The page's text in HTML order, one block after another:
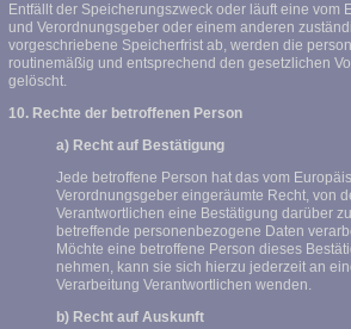
Entfällt der Speicherungszweck oder läuft eine vom
und Verordnungsgeber oder einem anderen
vorgeschriebene Speicherfrist ab, werden die
routinemäßig und entsprechend den gesetzlichen
gelöscht.
10. Rechte der betroffenen Person
a) Recht auf Bestätigung
Jede betroffene Person hat das vom
Verordnungsgeber eingeräumte Recht, von
Verantwortlichen eine Bestätigung darüber
betreffende personenbezogene Daten
Möchte eine betroffene Person dieses
nehmen, kann sie sich hierzu jederzeit an
Verarbeitung Verantwortlichen wenden.
b) Recht auf Auskunft